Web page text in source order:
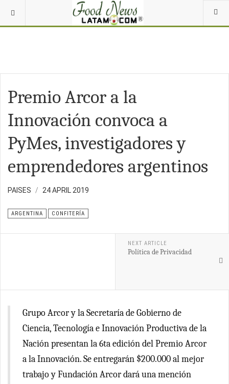
Premio Arcor a la
Innovación convoca a
PyMes, investigadores y
emprendedores argentinos
PAISES 24 APRIL 2019
ARGENTINA CONFITERÍA
NEXT ARTICLE
Política de Privacidad
Grupo Arcor y la Secretaría de Gobierno de
Ciencia, Tecnología e Innovación Productiva de la
Nación presentan la 6ta edición del Premio Arcor
a la Innovación. Se entregarán $200.000 al mejor
trabajo y Fundación Arcor dará una mención